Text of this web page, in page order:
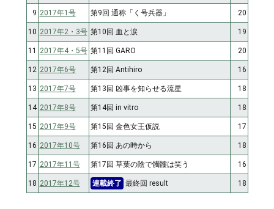
9 2017年1号 第9回 通称「く号兵器」 20
10 2017年2・3号 第10回 血と涙 19
11 2017年4・5号 第11回 GARO 20
12 2017年6号 第12回 Antihiro 16
13 2017年7号 第13回 凶事を知らせる流星 18
14 2017年8号 第14回 in vitro 18
15 2017年9号 第15回 金色女王仮説 17
16 2017年10号 第16回 あの時から 18
17 2017年11号 第17回 草葉の陰で髑髏は笑う 16
18 2017年12号 連載終了 最終回 result 18